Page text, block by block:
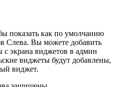
показать как по умолчанию
Слева. Вы можете добавить
с экрана виджетов в админ
виджеты будут добавлены,
виджет.